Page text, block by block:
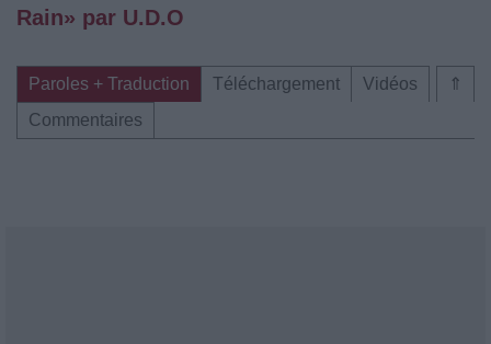
Rain» par U.D.O
⇑
Paroles + Traduction Téléchargement
Vidéos
Commentaires